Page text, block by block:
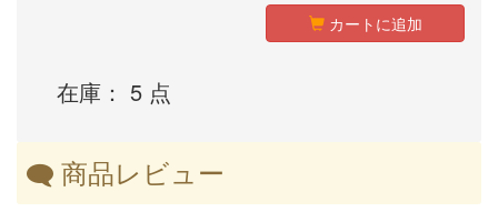
在庫： 5 点
カートに追加
商品レビュー